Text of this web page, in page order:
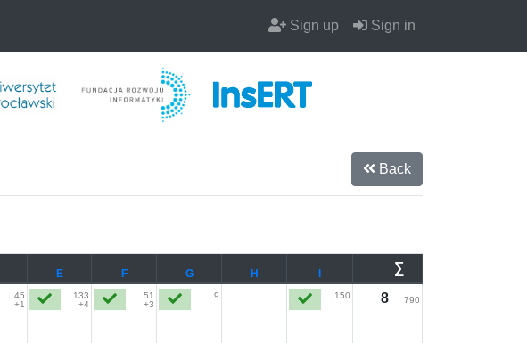
Sign up Sign in
Back
E F G H I
∑
45
+1
133
+4
51
+3
9 150 8 790